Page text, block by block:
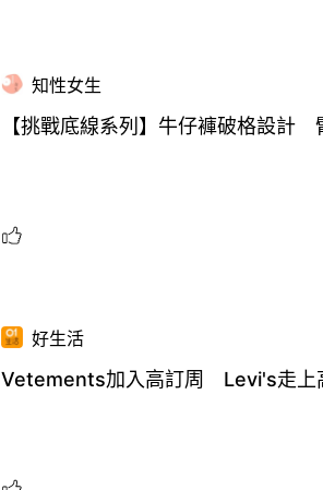
知性女生
【挑戰底線系列】牛仔褲破格設計
好生活
Vetements加入高訂周 Levi's走上